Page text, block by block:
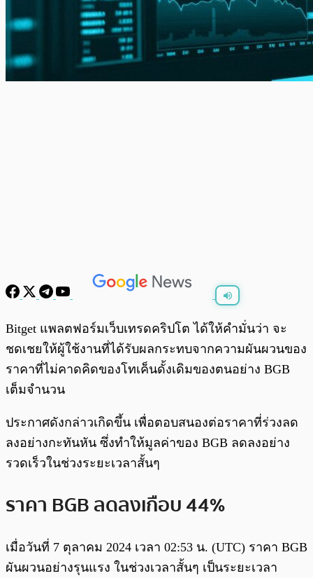
0:00 /
Bitget แพลตฟอร์มเว็บเทรดคริปโต ได้ให้คำมั่นว่า จะ
ชดเชยให้ผู้ใช้งานที่ได้รับผลกระทบจากความผันผวนของ
ราคาที่ไม่คาดคิดของโทเค็นดั้งเดิมของตนอย่าง BGB
เต็มจำนวน
ประกาศดังกล่าวเกิดขึ้น เพื่อตอบสนองต่อราคาที่ร่วงลด
ลงอย่างกะทันหัน ซึ่งทำให้มูลค่าของ BGB ลดลงอย่าง
รวดเร็วในช่วงระยะเวลาสั้นๆ
ราคา BGB ลดลงเกือบ 44%
เมื่อวันที่ 7 ตุลาคม 2024 เวลา 02:53 น. (UTC) ราคา BGB
ผันผวนอย่างรุนแรง ในช่วงเวลาสั้นๆ เป็นระยะเวลา